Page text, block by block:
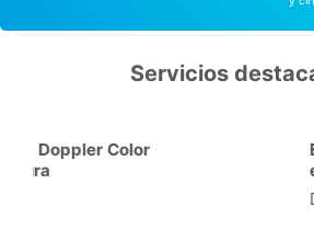
Servicios
Ergometría (Prueba de